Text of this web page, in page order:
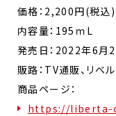
価格：2,200円(税
内容量：195ｍL
発売日：2022年6月
販路：TV通販、リベ
商品ページ：
https://liberta-